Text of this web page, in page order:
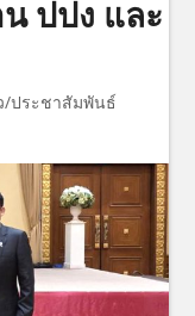
ปปง และ
/ประชาสัมพันธ์